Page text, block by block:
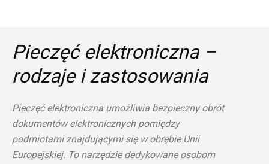
Pieczęć elektroniczna –
rodzaje i zastosowania
Pieczęć elektroniczna umożliwia bezpieczny obrót
dokumentów elektronicznych pomiędzy
podmiotami znajdującymi się w obrębie Unii
Europejskiej. To narzędzie dedykowane osobom